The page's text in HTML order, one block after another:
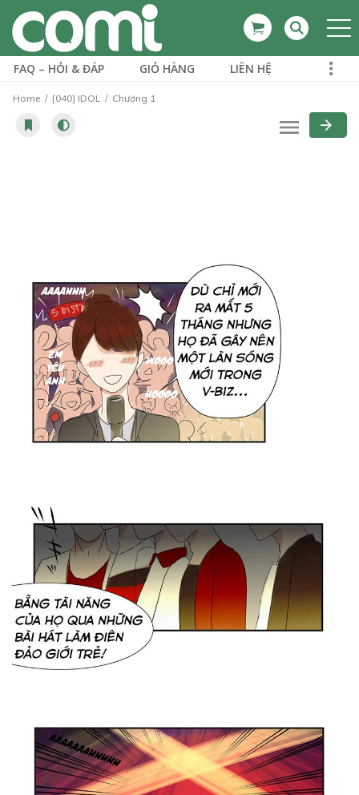
FAQ – HỎI & ĐÁP GIỎ HÀNG LIÊN HỆ
Home [040] IDOL Chương 1